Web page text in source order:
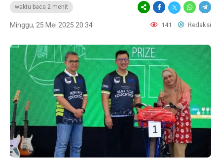
waktu baca 2 menit
Minggu, 25 Mei 2025 20:34 141 Redaksi